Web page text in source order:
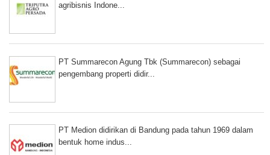
agribisnis Indone...
PT Summarecon Agung Tbk (Summarecon) sebagai
pengembang properti didir...
PT Medion didirikan di Bandung pada tahun 1969 dalam
bentuk home indus...